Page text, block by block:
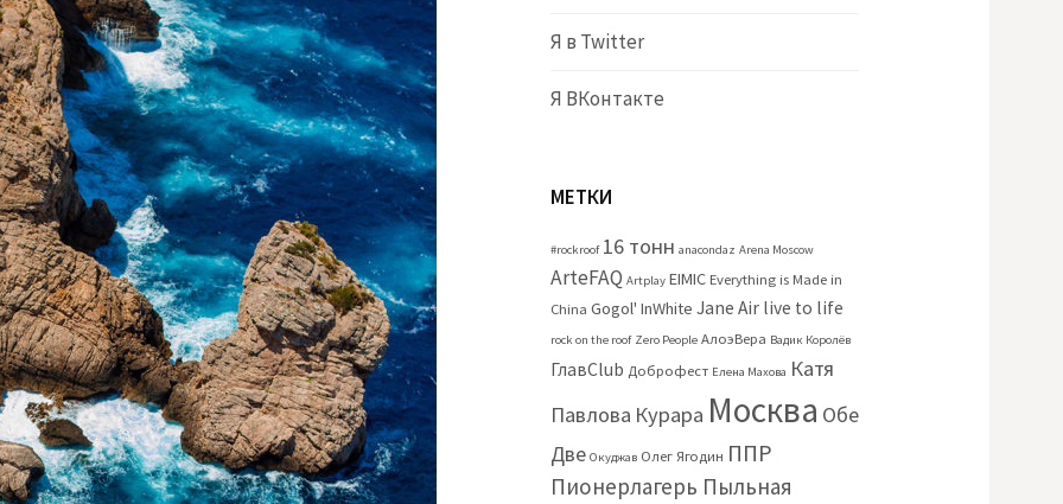
Я в Twitter
Я ВКонтакте
МЕТКИ
#rockroof 16 тонн anacondaz Arena Moscow
ArteFAQ Artplay EIMIC Everything is Made in
China Gogol' InWhite Jane Air live to life
rock on the roof Zero People АлоэВера Вадик Королёв
ГлавClub Доброфест Елена Махова Катя
Павлова Курара Москва Обе
Две Окуджав Олег Ягодин ППР
Пионерлагерь Пыльная